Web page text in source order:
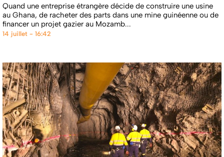
Quand une entreprise étrangère décide de construire une usine
au Ghana, de racheter des parts dans une mine guinéenne ou de
financer un projet gazier au Mozamb...
14 juillet - 16:42